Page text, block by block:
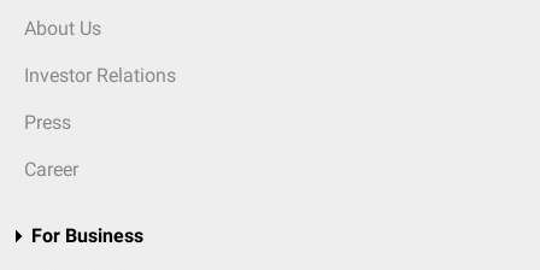
About Us
Investor Relations
Press
Career
For Business